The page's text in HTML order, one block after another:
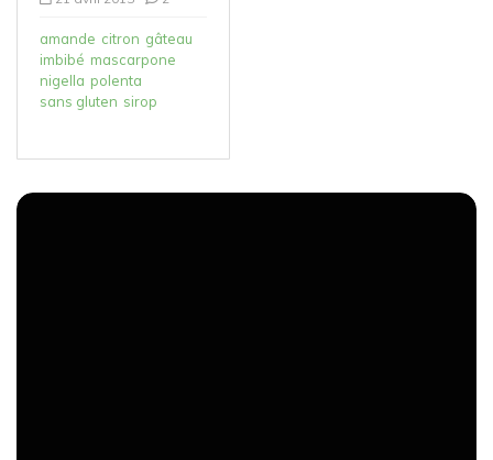
amande citron gâteau
imbibé mascarpone
nigella polenta
sans gluten sirop